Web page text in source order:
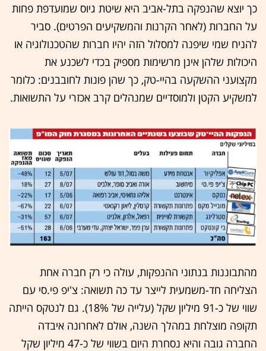
כך יוצא שהנפקה בתל-אביב היא שיטת גיוס שמועדפת פחות
על החברות (לאחר הקרנות והמשקיעים הפרטים). סביר
להניח שמי שיפנה למסלול הזה יהיו חברות שהטכנולוגיה או
היכולות שלהן אינן מרשימות מספיק בכדי לשכנע את
מקצועני ההשקעה בהיי-טק, כך שהן פונות לחובבנים: כלומר
למשקיע הקטן ולמוסדיים שמנהלים קרב אכזרי על התשואות.
מהתבוננות בנתוני ההנפקות, עולה כי רק חברה אחת
הצליחה חד-משמעית לייצר עד כה תשואה: צ'יפ פי.סי עם
שווי של כ-91 מיליון שקל (עלייה של 18%). גם לנטקס הייתה
תקופה מוצלחת במהלך השנה, אולם לאחרונה איבדה
החברה גובה והיא נסחרת היום בשווי של כ-47 מיליון שקל